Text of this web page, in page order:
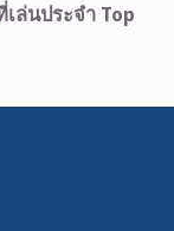
ล่นประจำ Top